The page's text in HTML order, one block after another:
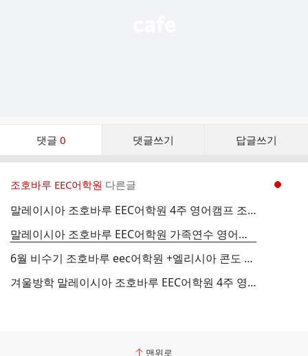
댓글 0 댓글쓰기 답글쓰기
댓
조호바루 EEC어학원 다른글
말레이시아 조호바루 EEC어학원 4주 영어캠프 조기등록 할인 혜택 안내
말레이시아 조호바루 EEC어학원 가족연수 영어캠프 한달살기 조기등록 할인
6월 비수기 조호바루 eec어학원 +엘리시아 콘도 4주 체험기
겨울방학 말레이시아 조호바루 EEC어학원 4주 영어캠프
맨위로